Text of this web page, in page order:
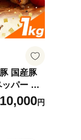
国産豚
パー 味
式会社坂
ズ《30日
10,000円